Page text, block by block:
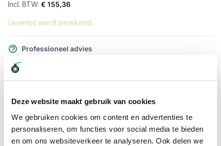
Deze website maakt gebruik van cookies
We gebruiken cookies om content en advertenties te
personaliseren, om functies voor social media te bieden
en om ons websiteverkeer te analyseren. Ook delen we
€ 155,36
Levertijd wordt berekend...
Professioneel advies
Snel naar
Meer informatie